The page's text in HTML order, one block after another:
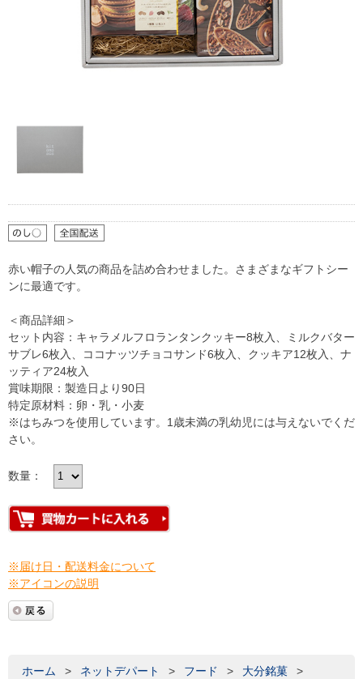
赤い帽子の人気の商品を詰め合わせました。さまざまなギフトシー
ンに最適です。
＜商品詳細＞
セット内容：キャラメルフロランタンクッキー8枚入、ミルクバター
サブレ6枚入、ココナッツチョコサンド6枚入、クッキア12枚入、ナ
ッティア24枚入
賞味期限：製造日より90日
特定原材料：卵・乳・小麦
※はちみつを使用しています。1歳未満の乳幼児には与えないでくだ
さい。
数量：
※届け日・配送料金について
※アイコンの説明
ホーム > ネットデパート > フード > 大分銘菓
>